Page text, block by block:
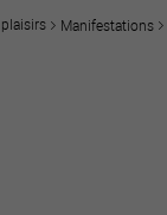
plaisirs Manifestations